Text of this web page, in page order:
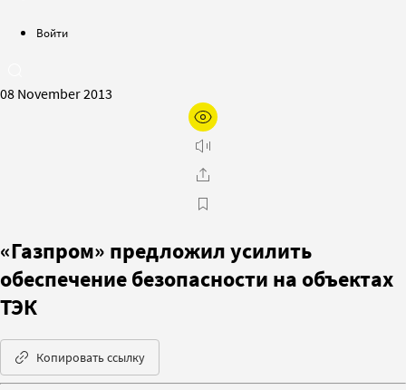
Войти
08 November 2013
«Газпром» предложил усилить
обеспечение безопасности на объектах
ТЭК
Копировать ссылку